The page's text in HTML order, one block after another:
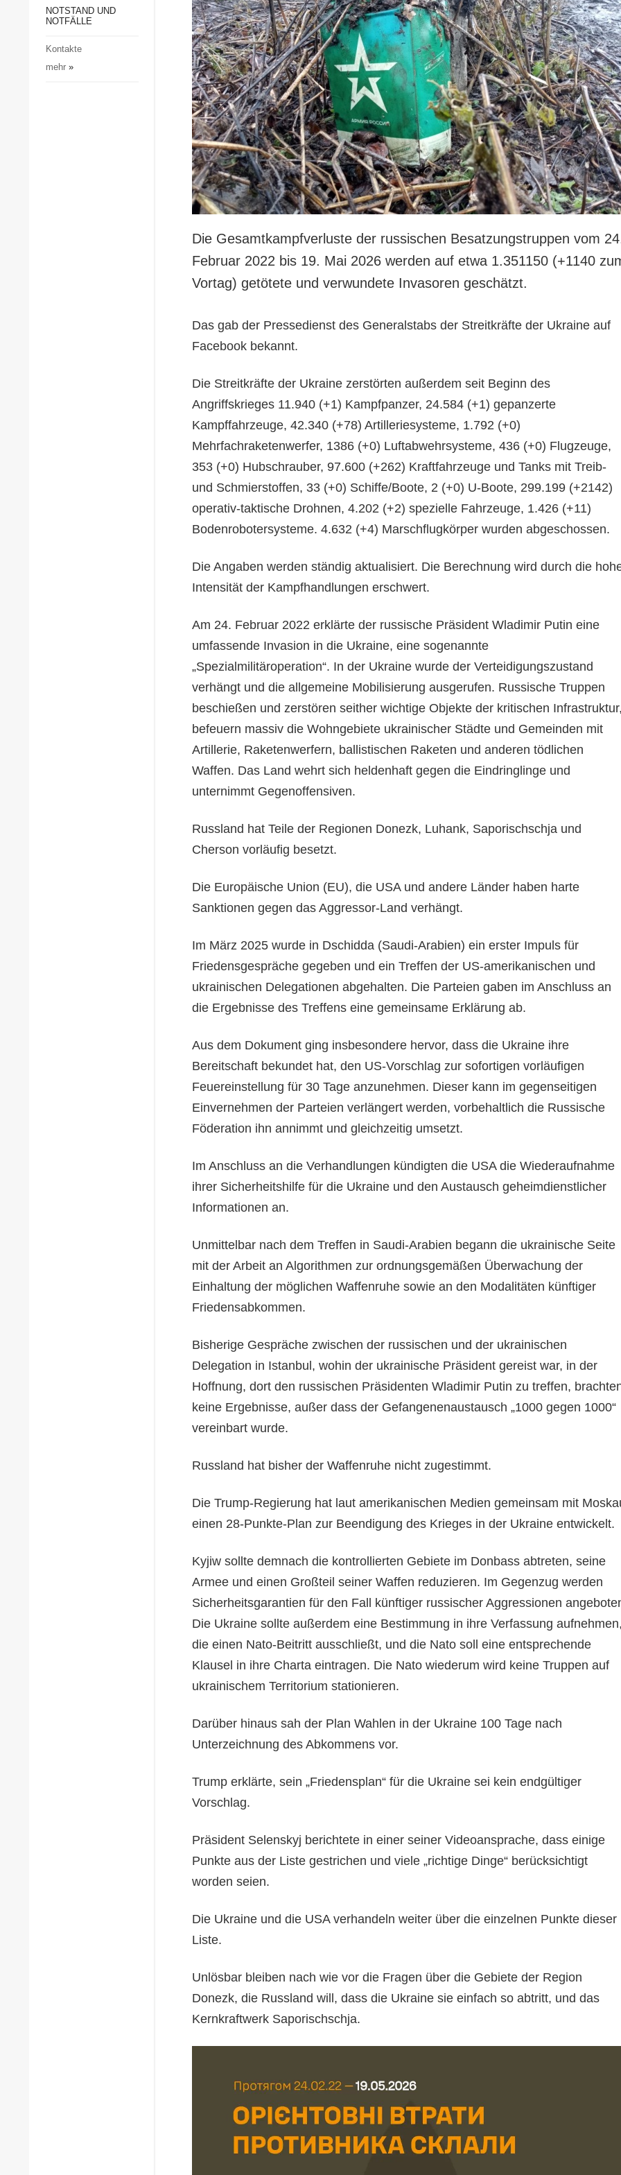
Gesellschaft und Kultur
Notstand und Notfälle
NOTSTAND UND
NOTFÄLLE
Kontakte
mehr»
Die Gesamtkampfverluste der russischen Besatzungstruppen vom
Februar 2022 bis 19. Mai 2026 werden auf etwa 1.351150 (+1140
Vortag) getötete und verwundete Invasoren geschätzt.
Das gab der Pressedienst des Generalstabs der Streitkräfte der Ukraine auf
Facebook bekannt.
Die Streitkräfte der Ukraine zerstörten außerdem seit Beginn des
Angriffskrieges 11.940 (+1) Kampfpanzer, 24.584 (+1) gepanzerte
Kampffahrzeuge, 42.340 (+78) Artilleriesysteme, 1.792 (+0)
Mehrfachraketenwerfer, 1386 (+0) Luftabwehrsysteme, 436 (+0) Flugzeuge,
353 (+0) Hubschrauber, 97.600 (+262) Kraftfahrzeuge und Tanks mit Treib-
und Schmierstoffen, 33 (+0) Schiffe/Boote, 2 (+0) U-Boote, 299.199 (+2142)
operativ-taktische Drohnen, 4.202 (+2) spezielle Fahrzeuge, 1.426 (+11)
Bodenrobotersysteme. 4.632 (+4) Marschflugkörper wurden abgeschossen.
Die Angaben werden ständig aktualisiert. Die Berechnung wird durch die
Intensität der Kampfhandlungen erschwert.
Am 24. Februar 2022 erklärte der russische Präsident Wladimir Putin eine
umfassende Invasion in die Ukraine, eine sogenannte
„Spezialmilitäroperation“. In der Ukraine wurde der Verteidigungszustand
verhängt und die allgemeine Mobilisierung ausgerufen. Russische Truppen
beschießen und zerstören seither wichtige Objekte der kritischen
befeuern massiv die Wohngebiete ukrainischer Städte und Gemeinden mit
Artillerie, Raketenwerfern, ballistischen Raketen und anderen tödlichen
Waffen. Das Land wehrt sich heldenhaft gegen die Eindringlinge und
unternimmt Gegenoffensiven.
Russland hat Teile der Regionen Donezk, Luhank, Saporischschja und
Cherson vorläufig besetzt.
Die Europäische Union (EU), die USA und andere Länder haben harte
Sanktionen gegen das Aggressor-Land verhängt.
Im März 2025 wurde in Dschidda (Saudi-Arabien) ein erster Impuls für
Friedensgespräche gegeben und ein Treffen der US-amerikanischen und
ukrainischen Delegationen abgehalten. Die Parteien gaben im Anschluss an
die Ergebnisse des Treffens eine gemeinsame Erklärung ab.
Aus dem Dokument ging insbesondere hervor, dass die Ukraine ihre
Bereitschaft bekundet hat, den US-Vorschlag zur sofortigen vorläufigen
Feuereinstellung für 30 Tage anzunehmen. Dieser kann im gegenseitigen
Einvernehmen der Parteien verlängert werden, vorbehaltlich die Russische
Föderation ihn annimmt und gleichzeitig umsetzt.
Im Anschluss an die Verhandlungen kündigten die USA die Wiederaufnahme
ihrer Sicherheitshilfe für die Ukraine und den Austausch geheimdienstlicher
Informationen an.
Unmittelbar nach dem Treffen in Saudi-Arabien begann die ukrainische Seite
mit der Arbeit an Algorithmen zur ordnungsgemäßen Überwachung der
Einhaltung der möglichen Waffenruhe sowie an den Modalitäten künftiger
Friedensabkommen.
Bisherige Gespräche zwischen der russischen und der ukrainischen
Delegation in Istanbul, wohin der ukrainische Präsident gereist war, in der
Hoffnung, dort den russischen Präsidenten Wladimir Putin zu treffen,
keine Ergebnisse, außer dass der Gefangenenaustausch „1000 gegen 1000“
vereinbart wurde.
Russland hat bisher der Waffenruhe nicht zugestimmt.
Die Trump-Regierung hat laut amerikanischen Medien gemeinsam mit
einen 28-Punkte-Plan zur Beendigung des Krieges in der Ukraine entwickelt.
Kyjiw sollte demnach die kontrollierten Gebiete im Donbass abtreten, seine
Armee und einen Großteil seiner Waffen reduzieren. Im Gegenzug werden
Sicherheitsgarantien für den Fall künftiger russischer Aggressionen
Die Ukraine sollte außerdem eine Bestimmung in ihre Verfassung
die einen Nato-Beitritt ausschließt, und die Nato soll eine entsprechende
Klausel in ihre Charta eintragen. Die Nato wiederum wird keine Truppen auf
ukrainischem Territorium stationieren.
Darüber hinaus sah der Plan Wahlen in der Ukraine 100 Tage nach
Unterzeichnung des Abkommens vor.
Trump erklärte, sein „Friedensplan“ für die Ukraine sei kein endgültiger
Vorschlag.
Präsident Selenskyj berichtete in einer seiner Videoansprache, dass einige
Punkte aus der Liste gestrichen und viele „richtige Dinge“ berücksichtigt
worden seien.
Die Ukraine und die USA verhandeln weiter über die einzelnen Punkte dieser
Liste.
Unlösbar bleiben nach wie vor die Fragen über die Gebiete der Region
Donezk, die Russland will, dass die Ukraine sie einfach so abtritt, und das
Kernkraftwerk Saporischschja.